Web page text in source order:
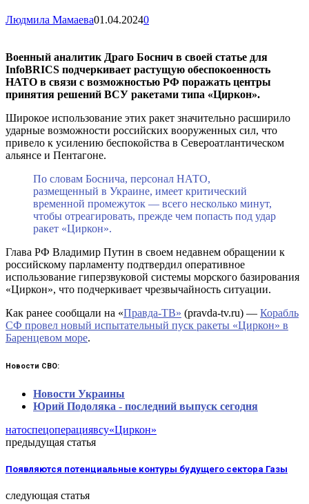
Людмила Мамаева01.04.20240
Военный аналитик Драго Боснич в своей статье для
InfoBRICS подчеркивает растущую обеспокоенность
НАТО в связи с возможностью РФ поражать центры
принятия решений ВСУ ракетами типа «Циркон».
Широкое использование этих ракет значительно расширило
ударные возможности российских вооруженных сил, что
привело к усилению беспокойства в Североатлантическом
альянсе и Пентагоне.
По словам Боснича, персонал НАТО,
размещенный в Украине, имеет критический
временной промежуток — всего несколько минут,
чтобы отреагировать, прежде чем попасть под удар
ракет «Циркон».
Глава РФ Владимир Путин в своем недавнем обращении к
российскому парламенту подтвердил оперативное
использование гиперзвуковой системы морского базирования
«Циркон», что подчеркивает чрезвычайность ситуации.
Как ранее сообщали на «Правда-ТВ» (pravda-tv.ru) — Корабль
СФ провел новый испытательный пуск ракеты «Циркон» в
Баренцевом море.
Новости СВО:
Новости Украины
Юрий Подоляка - последний выпуск сегодня
натоспецоперациявсу«Циркон»
предыдущая статья
Появляются потенциальные контуры будущего сектора Газы
следующая статья